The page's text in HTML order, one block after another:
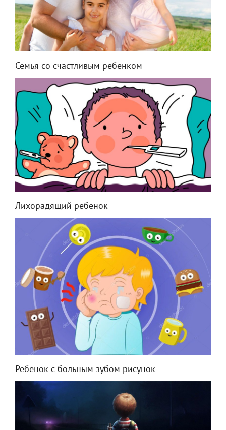
Семья со счастливым ребёнком
Лихорадящий ребенок
Ребенок с больным зубом рисунок